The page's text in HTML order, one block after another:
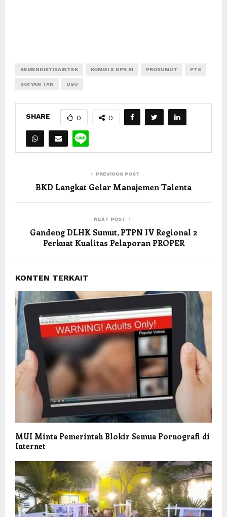
KEMENDIKTISAINTEK KOMISI X DPR RI PROSUMUT PTS
SOFYAN TAN USU
SHARE 0 0
PREVIOUS POST
BKD Langkat Gelar Manajemen Talenta
NEXT POST
Gandeng DLHK Sumut, PTPN IV Regional 2
Perkuat Kualitas Pelaporan PROPER
KONTEN TERKAIT
MUI Minta Pemerintah Blokir Semua Pornografi di
Internet